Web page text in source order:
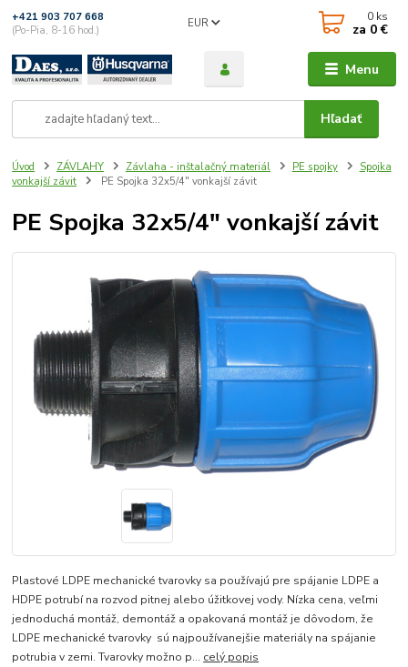
Menu
EUR
Hľadať
+421 903 707 668
(Po-Pia, 8-16 hod.)
0 ks
za 0 €
Úvod ZÁVLAHY Závlaha - inštalačný materiál PE spojky
Spojka
vonkajší závit
PE Spojka 32x5/4" vonkajší závit
PE Spojka 32x5/4" vonkajší závit
Plastové LDPE mechanické tvarovky sa používajú pre spájanie LDPE a
HDPE potrubí na rozvod pitnej alebo úžitkovej vody. Nízka cena, veľmi
jednoduchá montáž, demontáž a opakovaná montáž je dôvodom, že
LDPE mechanické tvarovky sú najpoužívanejšie materiály na spájanie
potrubia v zemi. Tvarovky možno p... celý popis